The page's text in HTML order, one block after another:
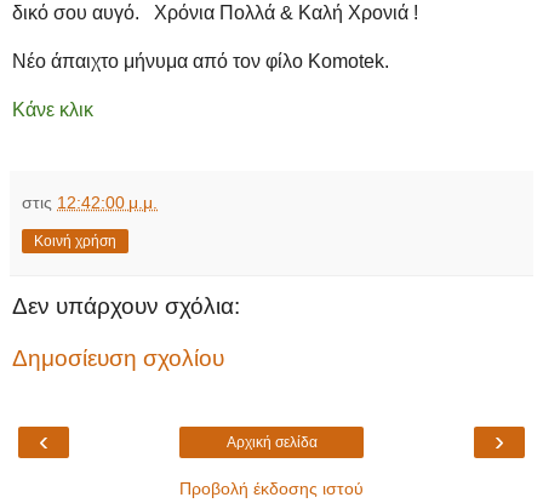
δικό σου αυγό. Χρόνια Πολλά & Καλή Χρονιά !
Νέο άπαιχτο μήνυμα από τον φίλο Komotek.
Κάνε κλικ
στις 12:42:00 μ.μ.
Κοινή χρήση
Δεν υπάρχουν σχόλια:
Δημοσίευση σχολίου
‹ ›
Αρχική σελίδα
Προβολή έκδοσης ιστού